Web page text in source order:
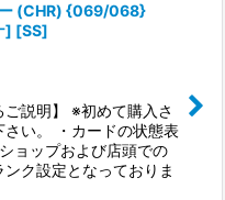
ー (CHR) {069/068}
] [SS]
ご説明】 ※初めて購入さ
い。 ・カードの状態表
ョップおよび店頭での
ク設定となっておりま